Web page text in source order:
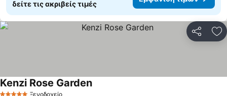
δείτε τις ακριβείς τιμές
Ξενοδοχείο
Kenzi Rose Garden